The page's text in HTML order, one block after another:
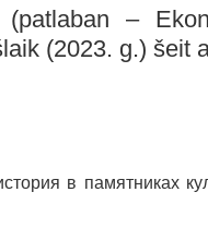
(patlaban –
(2023. g.) šeit
в памятниках